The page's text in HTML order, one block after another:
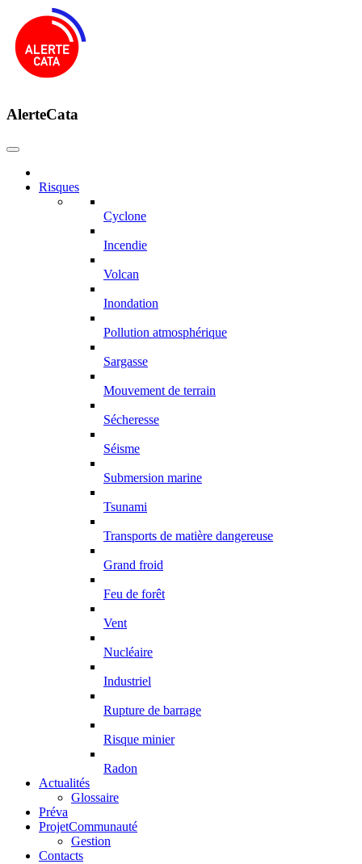
AlerteCata
Risques
Cyclone
Incendie
Volcan
Inondation
Pollution atmosphérique
Sargasse
Mouvement de terrain
Sécheresse
Séisme
Submersion marine
Tsunami
Transports de matière dangereuse
Grand froid
Feu de forêt
Vent
Nucléaire
Industriel
Rupture de barrage
Risque minier
Radon
Actualités
Glossaire
Préva
ProjetCommunauté
Gestion
Contacts